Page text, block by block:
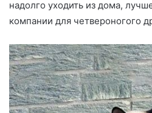
надолго уходить из дома,
компании для четвероногого